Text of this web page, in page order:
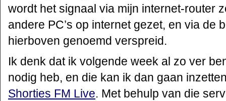
wordt het signaal via mijn internet-router
andere PC’s op internet gezet, en via de
hierboven genoemd verspreid.
Ik denk dat ik volgende week al zo ver
nodig heb, en die kan ik dan gaan
Shorties FM Live. Met behulp van die